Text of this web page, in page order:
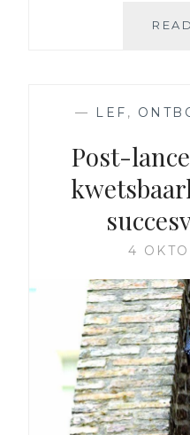
— LEF ,
Post-
4